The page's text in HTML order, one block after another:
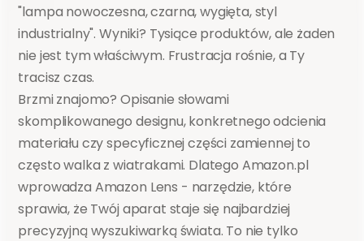
"lampa nowoczesna, czarna, wygięta, styl
industrialny". Wyniki? Tysiące produktów, ale żaden
nie jest tym właściwym. Frustracja rośnie, a Ty
tracisz czas.
Brzmi znajomo? Opisanie słowami
skomplikowanego designu, konkretnego odcienia
materiału czy specyficznej części zamiennej to
często walka z wiatrakami. Dlatego Amazon.pl
wprowadza Amazon Lens - narzędzie, które
sprawia, że Twój aparat staje się najbardziej
precyzyjną wyszukiwarką świata. To nie tylko